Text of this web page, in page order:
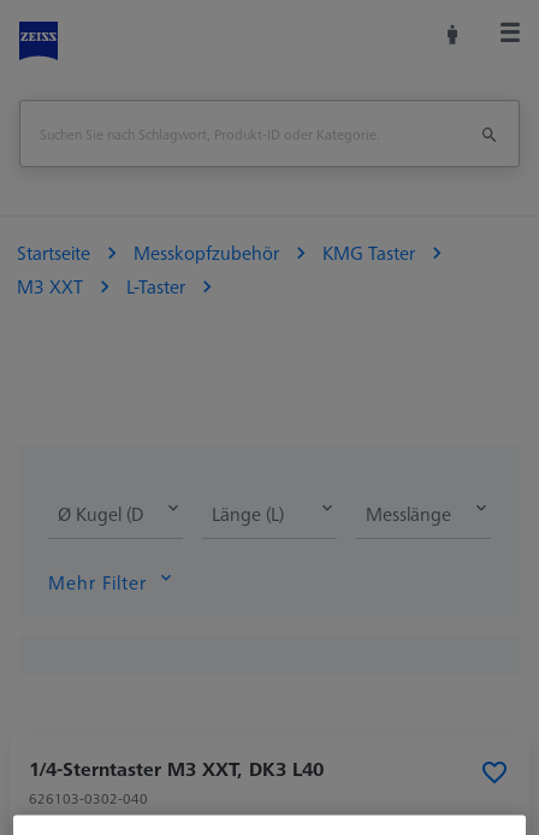
Startseite Messkopfzubehör
KMG Taster
M3 XXT
L-Taster
Ø Kugel (DK) Länge (L) Messlänge (ML)
Mehr Filter
1/4-Sterntaster M3 XXT, DK3 L40
626103-0302-040